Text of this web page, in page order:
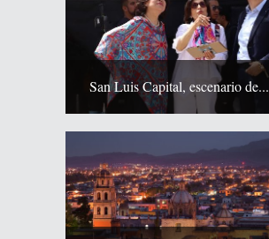
San Luis Capital, escenario de...